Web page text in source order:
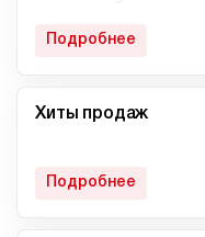
Подробнее
Хиты продаж
Подробнее